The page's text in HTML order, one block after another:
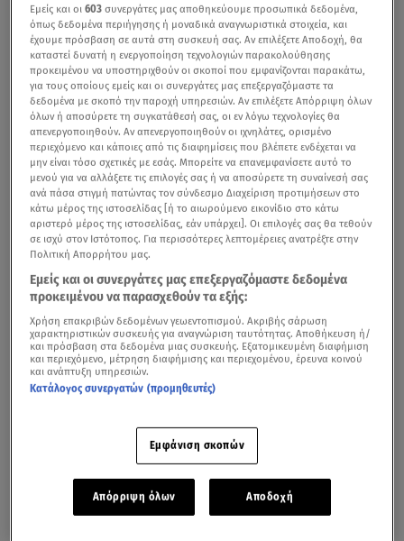
Εμείς και οι603 συνεργάτες μας αποθηκεύουμε προσωπικά δεδομένα,
όπως δεδομένα περιήγησης ή μοναδικά αναγνωριστικά στοιχεία, και
έχουμε πρόσβαση σε αυτά στη συσκευή σας. Αν επιλέξετε Αποδοχή, θα
καταστεί δυνατή η ενεργοποίηση τεχνολογιών παρακολούθησης
προκειμένου να υποστηριχθούν οι σκοποί που εμφανίζονται παρακάτω,
για τους οποίους εμείς και οι συνεργάτες μας επεξεργαζόμαστε τα
δεδομένα με σκοπό την παροχή υπηρεσιών. Αν επιλέξετε Απόρριψη όλων
όλων ή αποσύρετε τη συγκατάθεσή σας, οι εν λόγω τεχνολογίες θα
απενεργοποιηθούν. Αν απενεργοποιηθούν οι ιχνηλάτες, ορισμένο
περιεχόμενο και κάποιες από τις διαφημίσεις που βλέπετε ενδέχεται να
μην είναι τόσο σχετικές με εσάς. Μπορείτε να επανεμφανίσετε αυτό το
μενού για να αλλάξετε τις επιλογές σας ή να αποσύρετε τη συναίνεσή σας
ανά πάσα στιγμή πατώντας τον σύνδεσμο Διαχείριση προτιμήσεων στο
κάτω μέρος της ιστοσελίδας [ή το αιωρούμενο εικονίδιο στο κάτω
αριστερό μέρος της ιστοσελίδας, εάν υπάρχει]. Οι επιλογές σας θα τεθούν
σε ισχύ στον Ιστότοπος. Για περισσότερες λεπτομέρειες ανατρέξτε στην
Πολιτική Απορρήτου μας.
Εμείς και οι συνεργάτες μας επεξεργαζόμαστε δεδομένα
προκειμένου να παρασχεθούν τα εξής:
Χρήση επακριβών δεδομένων γεωεντοπισμού. Ακριβής σάρωση
χαρακτηριστικών συσκευής για αναγνώριση ταυτότητας. Αποθήκευση ή/
και πρόσβαση στα δεδομένα μιας συσκευής. Εξατομικευμένη διαφήμιση
και περιεχόμενο, μέτρηση διαφήμισης και περιεχομένου, έρευνα κοινού
και ανάπτυξη υπηρεσιών.
Κατάλογος συνεργατών (προμηθευτές)
Εμφάνιση σκοπών
Απόρριψη όλων Αποδοχή